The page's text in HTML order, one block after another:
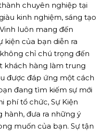
chuyên nghiệp tại
kinh nghiệm, sáng tạo
luôn mang đến
kiện của bạn diễn ra
chỉ chú trọng đến
khách hàng làm trung
được đáp ứng một cách
đang tìm kiếm sự mới
phí tổ chức, Sự Kiện
hành, đưa ra những ý
muốn của bạn. Sự tận